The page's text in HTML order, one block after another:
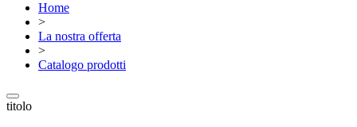
Home
>
La nostra offerta
>
Catalogo prodotti
titolo